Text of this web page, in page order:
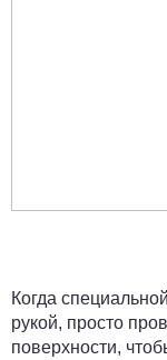
Когда
рукой, просто
поверхности,